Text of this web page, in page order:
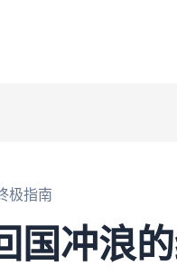
极指南
国冲浪